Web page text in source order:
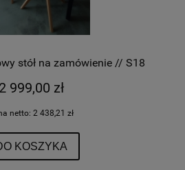
stół na zamówienie // S18
2 999,00 zł
netto: 2 438,21 zł
KOSZYKA